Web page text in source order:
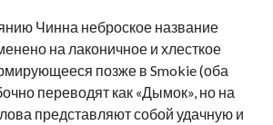
Чинна неброское название
на лаконичное и хлесткое
позже в Smokie (оба
переводят как «Дымок», но на
представляют собой удачную и